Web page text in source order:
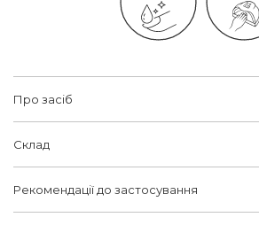
Про засіб
Склад
Рекомендації до застосування